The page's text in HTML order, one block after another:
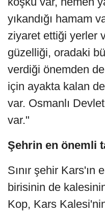
yıkandığı hamam
ziyaret ettiği yerler
güzelliği, oradaki
verdiği önemden
için ayakta kalan
var. Osmanlı
var."
Şehrin en önemli
Sınır şehir Kars'ın
birisinin de
Kop, Kars